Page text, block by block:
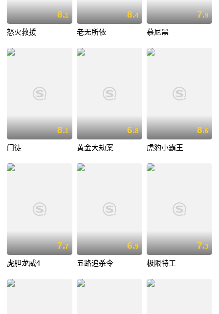
8.1
怒火救援
8.4
老无所依
7.9
慕尼黑
8.1
门徒
6.8
黄金大劫案
8.6
虎豹小霸王
7.7
虎胆龙威4
6.9
五路追杀令
7.3
极限特工